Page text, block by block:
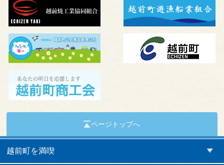
ページトップへ
越前町を満喫